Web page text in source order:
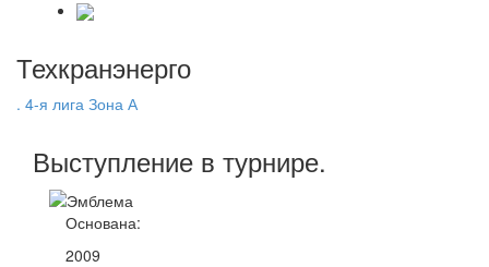
Техкранэнерго
. 4-я лига Зона А
Выступление в турнире.
Основана:
2009